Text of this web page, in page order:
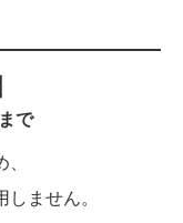
で
ません。